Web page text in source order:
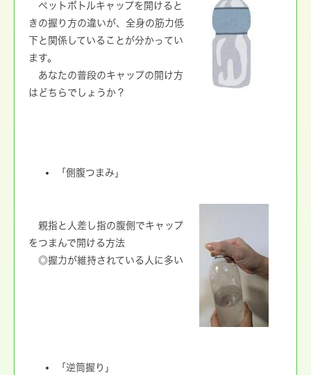
ペットボトルキャップを開けると
きの握り方の違いが、全身の筋力低
下と関係していることが分かってい
ます。
あなたの普段のキャップの開け方
はどちらでしょうか？
「側腹つまみ」
親指と人差し指の腹側でキャップ
をつまんで開ける方法
◎握力が維持されている人に多い
「逆筒握り」